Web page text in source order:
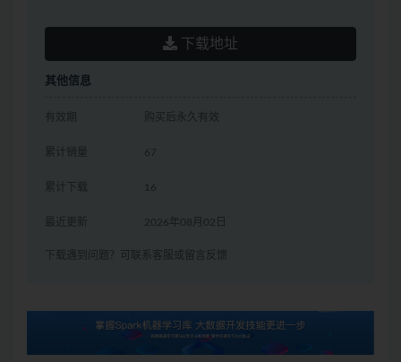
下载地址
其他信息
有效期 购买后永久有效
累计销量 67
累计下载 16
最近更新 2026年08月02日
下载遇到问题？可联系客服或留言反馈